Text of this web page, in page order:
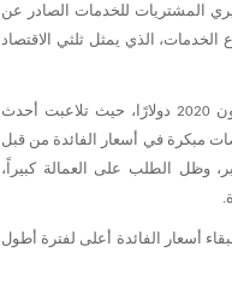
المشتريات للخدمات الصادر عن
الخدمات، الذي يمثل ثلثي
الاقتصاد
2020 دولارًا، حيث تلاعبت أحدث
مبكرة في أسعار الفائدة من قبل
وظل الطلب على العمالة كبيراً،
.
أسعار الفائدة أعلى لفترة أطول